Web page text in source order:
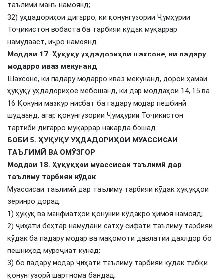
таълимӣ манъ намоянд;
32) уҳдадориҳои дигарро, ки қонунгузории Ҷумҳурии
Тоҷикистон вобаста ба тарбияи кӯдак муқаррар
намудааст, иҷро намоянд.
Моддаи 17. Ҳуқуқу уҳдадориҳои шахсоне, ки падару
модарро иваз мекунанд
Шахсоне, ки падару модарро иваз мекунанд, дорои ҳамаи
ҳуқуқу уҳдадориҳое мебошанд, ки дар моддаҳои 14, 15 ва
16 Қонуни мазкур нисбат ба падару модар пешбинӣ
шудаанд, агар қонунгузории Ҷумҳурии Тоҷикистон
тартиби дигарро муқаррар накарда бошад.
БОБИ 5. ҲУҚУҚУ УҲДАДОРИҲОИ МУАССИСАИ
ТАЪЛИМӢ ВА ОМӮЗГОР
Моддаи 18. Ҳуқуқҳои муассисаи таълимӣ дар
таълиму тарбияи кӯдак
Муассисаи таълимӣ дар таълиму тарбияи кӯдак ҳуқуқҳои
зеринро дорад:
1) ҳуқуқ ва манфиатҳои қонунии кӯдакро ҳимоя намояд;
2) ҷиҳати беҳтар намудани сатҳу сифати таълиму тарбияи
кӯдак ба падару модар ва мақомоти давлатии дахлдор бо
пешниҳод муроҷиат кунад;
3) бо падару модар ҷиҳати таълиму тарбияи кӯдак тибқи
қонунгузорӣ шартнома бандад;